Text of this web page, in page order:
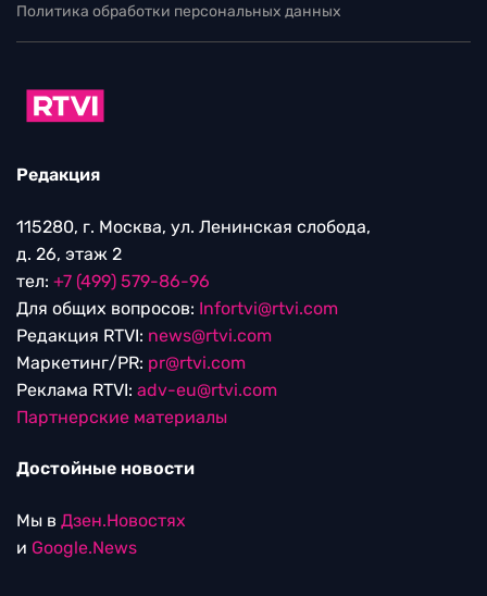
Политика обработки персональных данных
Редакция
115280, г. Москва, ул. Ленинская слобода,
д. 26, этаж 2
тел: +7 (499) 579-86-96
Для общих вопросов: Infortvi@rtvi.com
Редакция RTVI: news@rtvi.com
Маркетинг/PR: pr@rtvi.com
Реклама RTVI: adv-eu@rtvi.com
Партнерские материалы
Достойные новости
Мы в Дзен.Новостях
и Google.News